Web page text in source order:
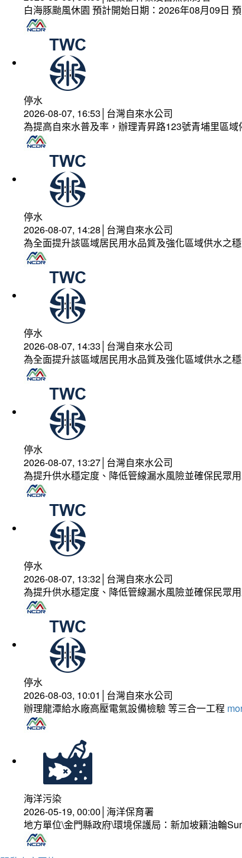
白海豚颱風休園 預計開始日期：2026年08月09日
停水
2026-08-07, 16:53│台灣自來水公司
為提高自來水普及率，辦理青昇路123號青埔里區域
停水
2026-08-07, 14:28│台灣自來水公司
為全面提升該區域居民用水品質及強化區域供水之
停水
2026-08-07, 14:33│台灣自來水公司
為全面提升該區域居民用水品質及強化區域供水之
停水
2026-08-07, 13:27│台灣自來水公司
為提升供水穩定度、降低管線漏水風險並確保民眾
停水
2026-08-07, 13:32│台灣自來水公司
為提升供水穩定度、降低管線漏水風險並確保民眾
停水
2026-08-03, 10:01│台灣自來水公司
辦理龍潭給水廠高壓電氣設備檢驗 等三合一工程
海洋污染
2026-05-19, 00:00│海洋保育署
地方單位\金門縣政府\環境保護局：新加坡籍油輪